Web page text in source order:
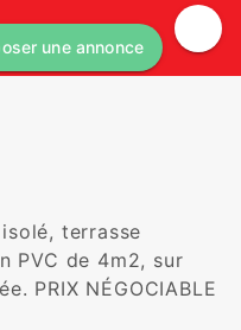
une annonce
terrasse
PVC de 4m2, sur